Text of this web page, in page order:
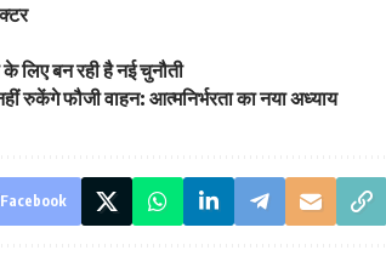
लिए बन रही है नई चुनौती
रुकेंगे फौजी वाहन: आत्मनिर्भरता का नया अध्याय
Facebook